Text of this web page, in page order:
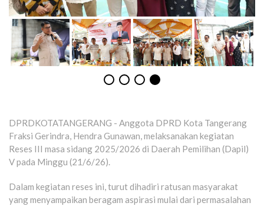
DPRDKOTATANGERANG - Anggota DPRD Kota Tangerang
Fraksi Gerindra, Hendra Gunawan, melaksanakan kegiatan
Reses III masa sidang 2025/2026 di Daerah Pemilihan (Dapil)
V pada Minggu (21/6/26).
Dalam kegiatan reses ini, turut dihadiri ratusan masyarakat
yang menyampaikan beragam aspirasi mulai dari permasalahan